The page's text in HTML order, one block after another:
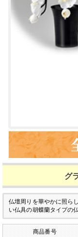
グ
仏壇周りを華やかに照ら
い仏具の胡蝶蘭タイプの
商品番号